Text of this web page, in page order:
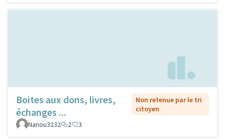
Boites aux dons, livres,
échanges ...
Non retenue par le tri
citoyen
Nanou3232
2 3